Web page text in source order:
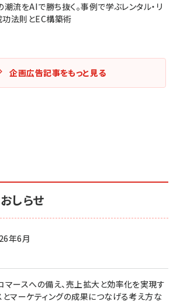
潮流をAIで勝ち抜く。事例で学ぶレンタル・リ
法則とEC構築術
企画広告記事をもっと見る
しらせ
年6月
マースへの備え、売上拡大と効率化を実現す
とマーケティングの成果につなげる考え方な